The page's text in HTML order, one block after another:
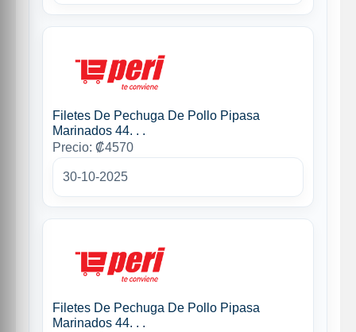
Filetes De Pechuga De Pollo Pipasa
Marinados 44. . .
Precio: ₡4570
30-10-2025
Filetes De Pechuga De Pollo Pipasa
Marinados 44. . .